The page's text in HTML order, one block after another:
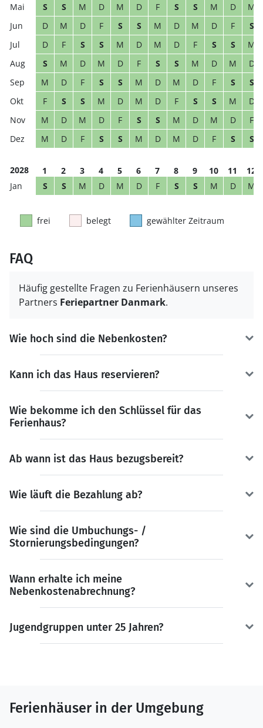
S S M D M D F S S M D
M
D
M D F S S M D M D F
S
D
F S S M D M D F S S
M
S
M D M D F S S M D M
D
M
D F S S M D M D F S
S
F
S S M D M D F S S M
D
M
D M D F S S M D M D
F
M
D F S S M D M D F S S
2028 1 2 3 4 5 6 7 8 9 10 11
12
S
S M D M D F S S M D M
frei belegt gewählter Zeitraum
FAQ
Häufig gestellte Fragen zu Ferienhäusern unseres
Partners Feriepartner Danmark.
Wie hoch sind die Nebenkosten?
Kann ich das Haus reservieren?
Wie bekomme ich den Schlüssel für das
Ferienhaus?
Ab wann ist das Haus bezugsbereit?
Wie läuft die Bezahlung ab?
Wie sind die Umbuchungs- /
Stornierungsbedingungen?
Wann erhalte ich meine
Nebenkostenabrechnung?
Jugendgruppen unter 25 Jahren?
Ferienhäuser in der Umgebung